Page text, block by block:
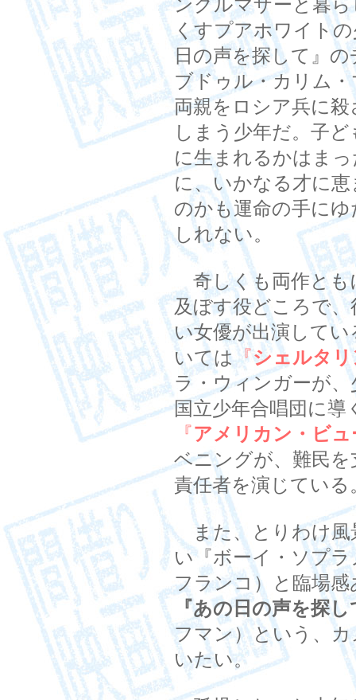
ングルマザーと暮
くすプアホワイト
日の声を探して』
ブドゥル・カリム
両親をロシア兵に
しまう少年だ。子
に生まれるかはま
に、いかなる才に
のかも運命の手に
しれない。
奇しくも両作とも
及ぼす役どころで
い女優が出演して
いては『シェルタ
ラ・ウィンガーが
国立少年合唱団に
『アメリカン・ビ
ベニングが、難民
責任者を演じている
また、とりわけ風
い『ボーイ・ソプ
フランコ）と臨場
『あの日の声を探し
フマン）という、
いたい。